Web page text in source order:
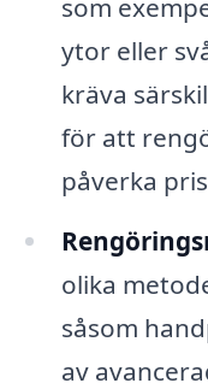
som
ytor eller
kräva
för att
påverka
olika
såsom
av